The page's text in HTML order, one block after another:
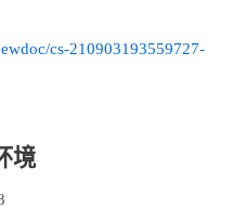
cs-210903193559727-
境